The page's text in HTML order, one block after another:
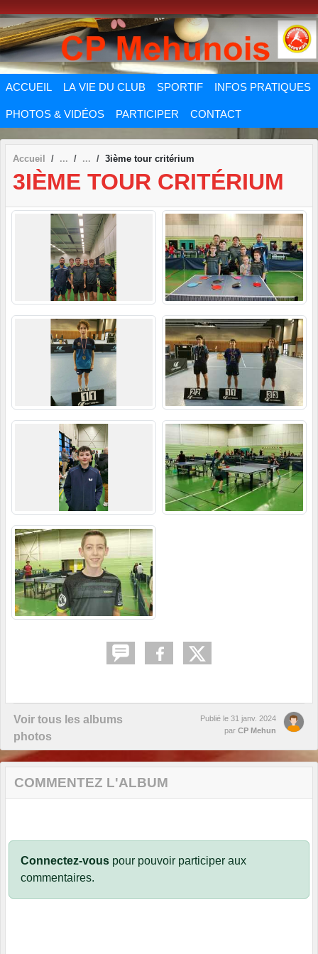
ACCUEIL LA VIE DU CLUB SPORTIF INFOS PRATIQUES
PHOTOS & VIDÉOS PARTICIPER CONTACT
Accueil 3ième tour critérium
3IÈME TOUR CRITÉRIUM
Voir tous les albums
photos
Publié le 31 janv. 2024
par CP Mehun
COMMENTEZ L'ALBUM
Connectez-vous pour pouvoir participer aux
commentaires.